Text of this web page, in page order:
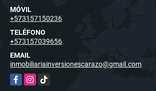
MÓVIL
+573157150236
TELÉFONO
+573157039656
EMAIL
inmobiliariainversionescarazo@gmail.com
FacebookInstagram
TikTok